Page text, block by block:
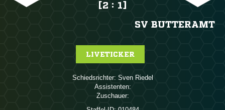
[2 : 1]
SV BUTTERAMT
LIVETICKER
Schiedsrichter:  
Assistenten:
Zuschauer: